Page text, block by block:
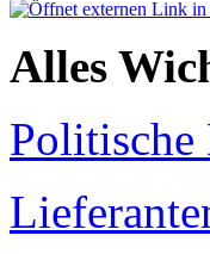
Alles
Politische